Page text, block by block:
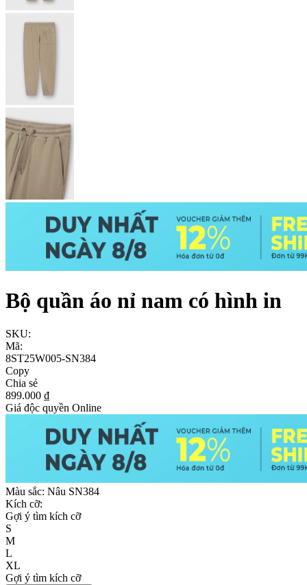
Bộ quần áo nỉ nam có hình in
SKU:
Mã:
8ST25W005-SN384
Copy
Chia sẻ
899.000 ₫
Giá độc quyền Online
Màu sắc: Nâu SN384
Kích cỡ:
Gợi ý tìm kích cỡ
S
M
L
XL
Gợi ý tìm kích cỡ